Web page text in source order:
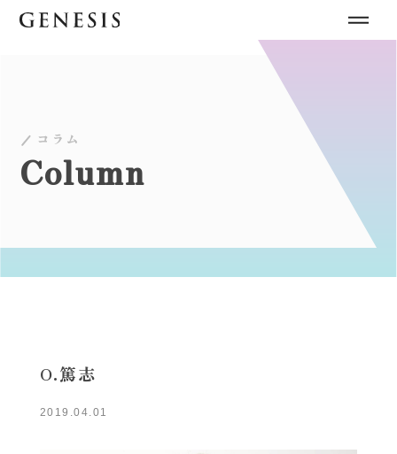
コラム
Column
O.篤志
2019.04.01